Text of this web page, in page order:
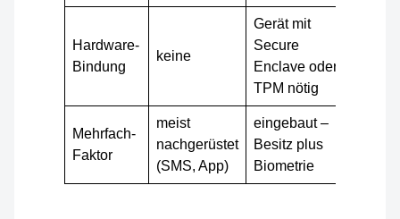
Hardware-
Bindung
keine
Gerät mit
Secure
Enclave oder
TPM nötig
Mehrfach-
Faktor
meist
nachgerüstet
(SMS, App)
eingebaut –
Besitz plus
Biometrie